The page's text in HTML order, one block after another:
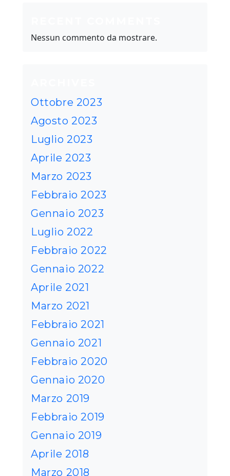
Nessun commento da mostrare.
Ottobre 2023
Agosto 2023
Luglio 2023
Aprile 2023
Marzo 2023
Febbraio 2023
Gennaio 2023
Luglio 2022
Febbraio 2022
Gennaio 2022
Aprile 2021
Marzo 2021
Febbraio 2021
Gennaio 2021
Febbraio 2020
Gennaio 2020
Marzo 2019
Febbraio 2019
Gennaio 2019
Aprile 2018
Marzo 2018